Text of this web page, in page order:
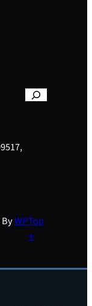
WPTop
↑